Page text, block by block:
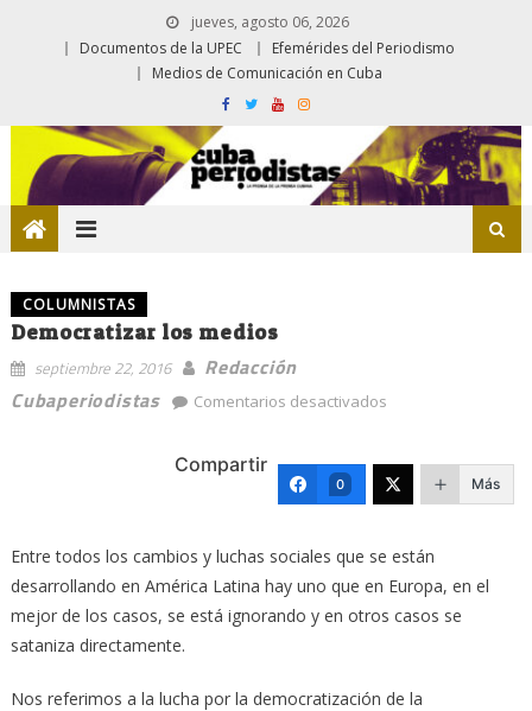
jueves, agosto 06, 2026
Documentos de la UPEC
Efemérides del Periodismo
Medios de Comunicación en Cuba
COLUMNISTAS
Democratizar los medios
septiembre 22, 2016
Redacción
Cubaperiodistas
Comentarios desactivadosen
medios
Compartir
0 Más
Entre todos los cambios y luchas sociales que se están
desarrollando en América Latina hay uno que en Europa, en el
mejor de los casos, se está ignorando y en otros casos se
sataniza directamente.
Nos referimos a la lucha por la democratización de la